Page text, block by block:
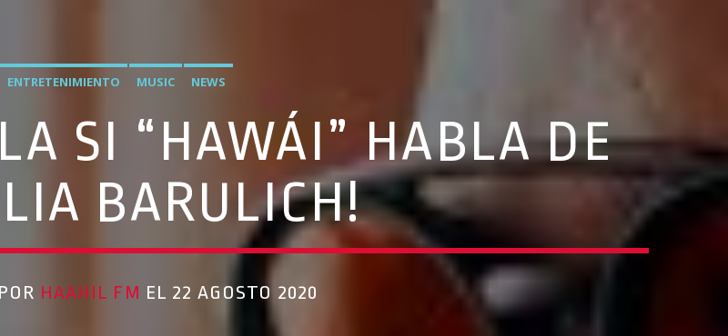
ENTRETENIMIENTO MUSIC NEWS
SI “HAWÁI” HABLA DE
BARULICH!
HAAHIL FM EL 22 AGOSTO 2020